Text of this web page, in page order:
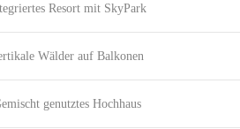
Resort mit SkyPark
Wälder auf Balkonen
genutztes Hochhaus